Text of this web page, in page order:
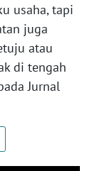
usaha, tapi
juga
atau
di tengah
Jurnal